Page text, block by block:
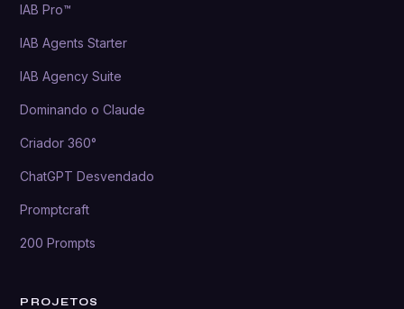
IAB Pro™
IAB Agents Starter
IAB Agency Suite
Dominando o Claude
Criador 360°
ChatGPT Desvendado
Promptcraft
200 Prompts
PROJETOS